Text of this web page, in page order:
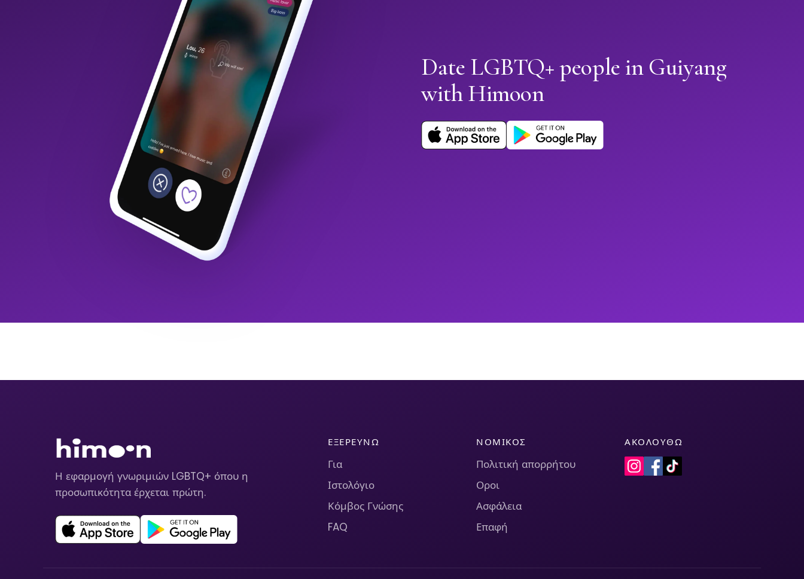
Date LGBTQ+ people in Guiyang
with Himoon
Η εφαρμογή γνωριμιών LGBTQ+ όπου η
προσωπικότητα έρχεται πρώτη.
ΕΞΕΡΕΥΝΏ
Για
Ιστολόγιο
Κόμβος Γνώσης
FAQ
ΝΟΜΙΚΌΣ
Πολιτική απορρήτου
Οροι
Ασφάλεια
Επαφή
ΑΚΟΛΟΥΘΏ